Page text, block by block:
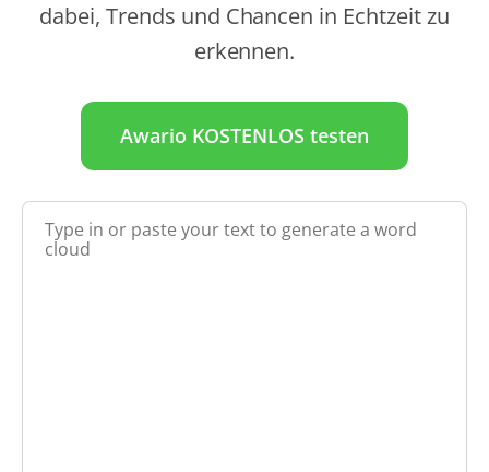
dabei, Trends und Chancen in Echtzeit zu
erkennen.
Awario KOSTENLOS testen